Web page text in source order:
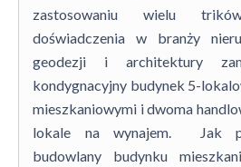
zastosowaniu wielu
doświadczenia w branży
geodezji i architektury
kondygnacyjny budynek 5-
mieszkaniowymi i dwoma
lokale na wynajem. Jak
budowlany budynku